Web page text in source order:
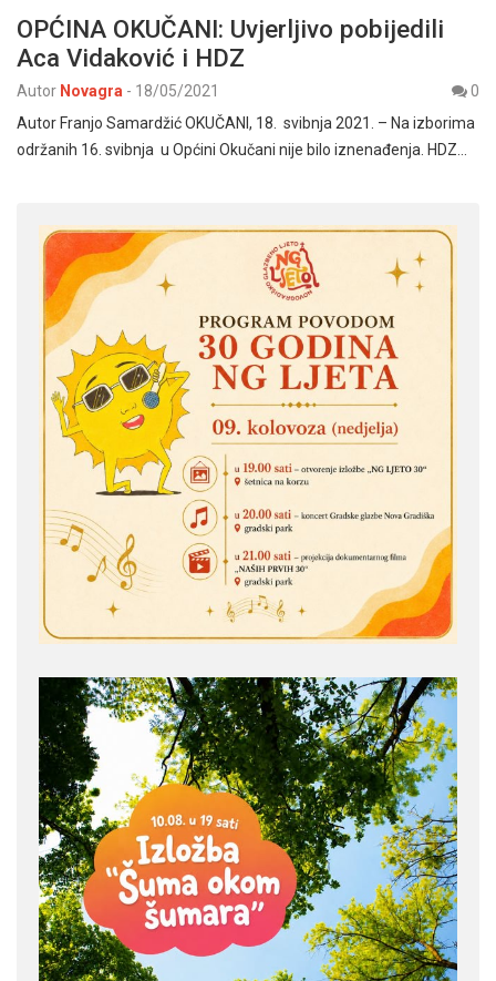
OPĆINA OKUČANI: Uvjerljivo pobijedili
Aca Vidaković i HDZ
Autor Novagra - 18/05/2021
0
Autor Franjo Samardžić OKUČANI, 18. svibnja 2021. – Na izborima
održanih 16. svibnja u Općini Okučani nije bilo iznenađenja. HDZ…